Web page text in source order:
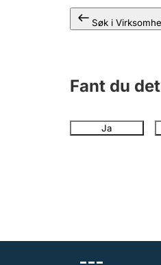
Søk i
Fant du
Ja